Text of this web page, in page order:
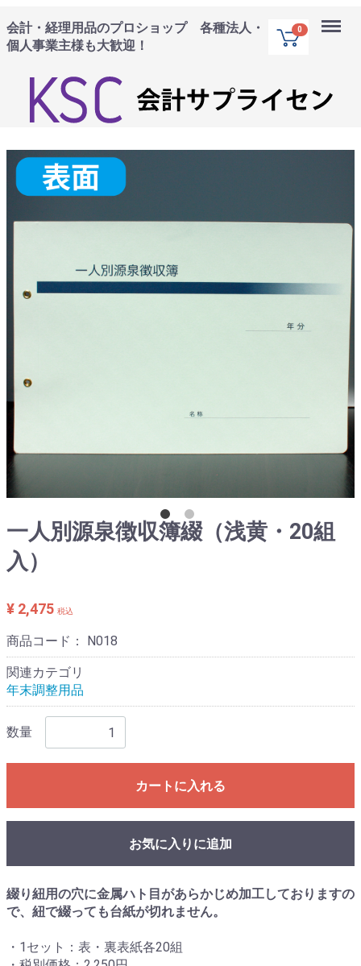
会計・経理用品のプロショップ 各種法人・
個人事業主様も大歓迎！
0
一人別源泉徴収簿綴（浅黄・20組
入）
¥ 2,475 税込
商品コード： N018
関連カテゴリ
年末調整用品
数量
カートに入れる
お気に入りに追加
綴り紐用の穴に金属ハト目があらかじめ加工しておりますの
で、紐で綴っても台紙が切れません。
・1セット：表・裏表紙各20組